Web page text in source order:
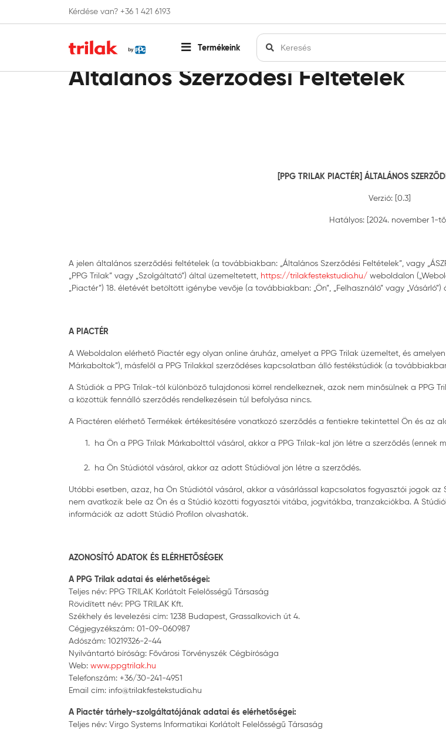
Kérdése van? +36 1 421 6193
Termékeink
Fontos tájékoztatás! Webshopunk hamarosan bezárásra kerül. Kérjük, új rendelést
Általános Szerződési Feltételek
[PPG TRILAK PIACTÉR] ÁLTALÁNOS
Verzió: [0.3]
Hatályos: [2024. november 1-
A jelen általános szerződési feltételek (a továbbiakban: „Általános Szerződési Feltételek”, vagy
„PPG Trilak” vagy „Szolgáltató”) által üzemeltetett, https://trilakfestekstudio.hu/ weboldalon
„Piactér”) 18. életévét betöltött igénybe vevője (a továbbiakban: „Ön”, „Felhasználó” vagy
A PIACTÉR
A Weboldalon elérhető Piactér egy olyan online áruház, amelyet a PPG Trilak üzemeltet, és
Márkaboltok”), másfelől a PPG Trilakkal szerződéses kapcsolatban álló festékstúdiók (a
A Stúdiók a PPG Trilak-tól különböző tulajdonosi körrel rendelkeznek, azok nem minősülnek a PPG
a közöttük fennálló szerződés rendelkezésein túl befolyása nincs.
A Piactéren elérhető Termékek értékesítésére vonatkozó szerződés a fentiekre tekintettel Ön és az
ha Ön a PPG Trilak Márkabolttól vásárol, akkor a PPG Trilak-kal jön létre a szerződés
ha Ön Stúdiótól vásárol, akkor az adott Stúdióval jön létre a szerződés.
Utóbbi esetben, azaz, ha Ön Stúdiótól vásárol, akkor a vásárlással kapcsolatos fogyasztói jogok az
nem avatkozik bele az Ön és a Stúdió közötti fogyasztói vitába, jogvitákba, tranzakciókba. A
információk az adott Stúdió Profilon olvashatók.
AZONOSÍTÓ ADATOK ÉS ELÉRHETŐSÉGEK
A PPG Trilak adatai és elérhetőségei:
Teljes név: PPG TRILAK Korlátolt Felelősségű Társaság
Rövidített név: PPG TRILAK Kft.
Székhely és levelezési cím: 1238 Budapest, Grassalkovich út 4.
Cégjegyzékszám: 01-09-060987
Adószám: 10219326-2-44
Nyilvántartó bíróság: Fővárosi Törvényszék Cégbírósága
Web: www.ppgtrilak.hu
Telefonszám: +36/30-241-4951
Email cím: info@trilakfestekstudio.hu
A Piactér tárhely-szolgáltatójának adatai és elérhetőségei:
Teljes név: Virgo Systems Informatikai Korlátolt Felelősségű Társaság